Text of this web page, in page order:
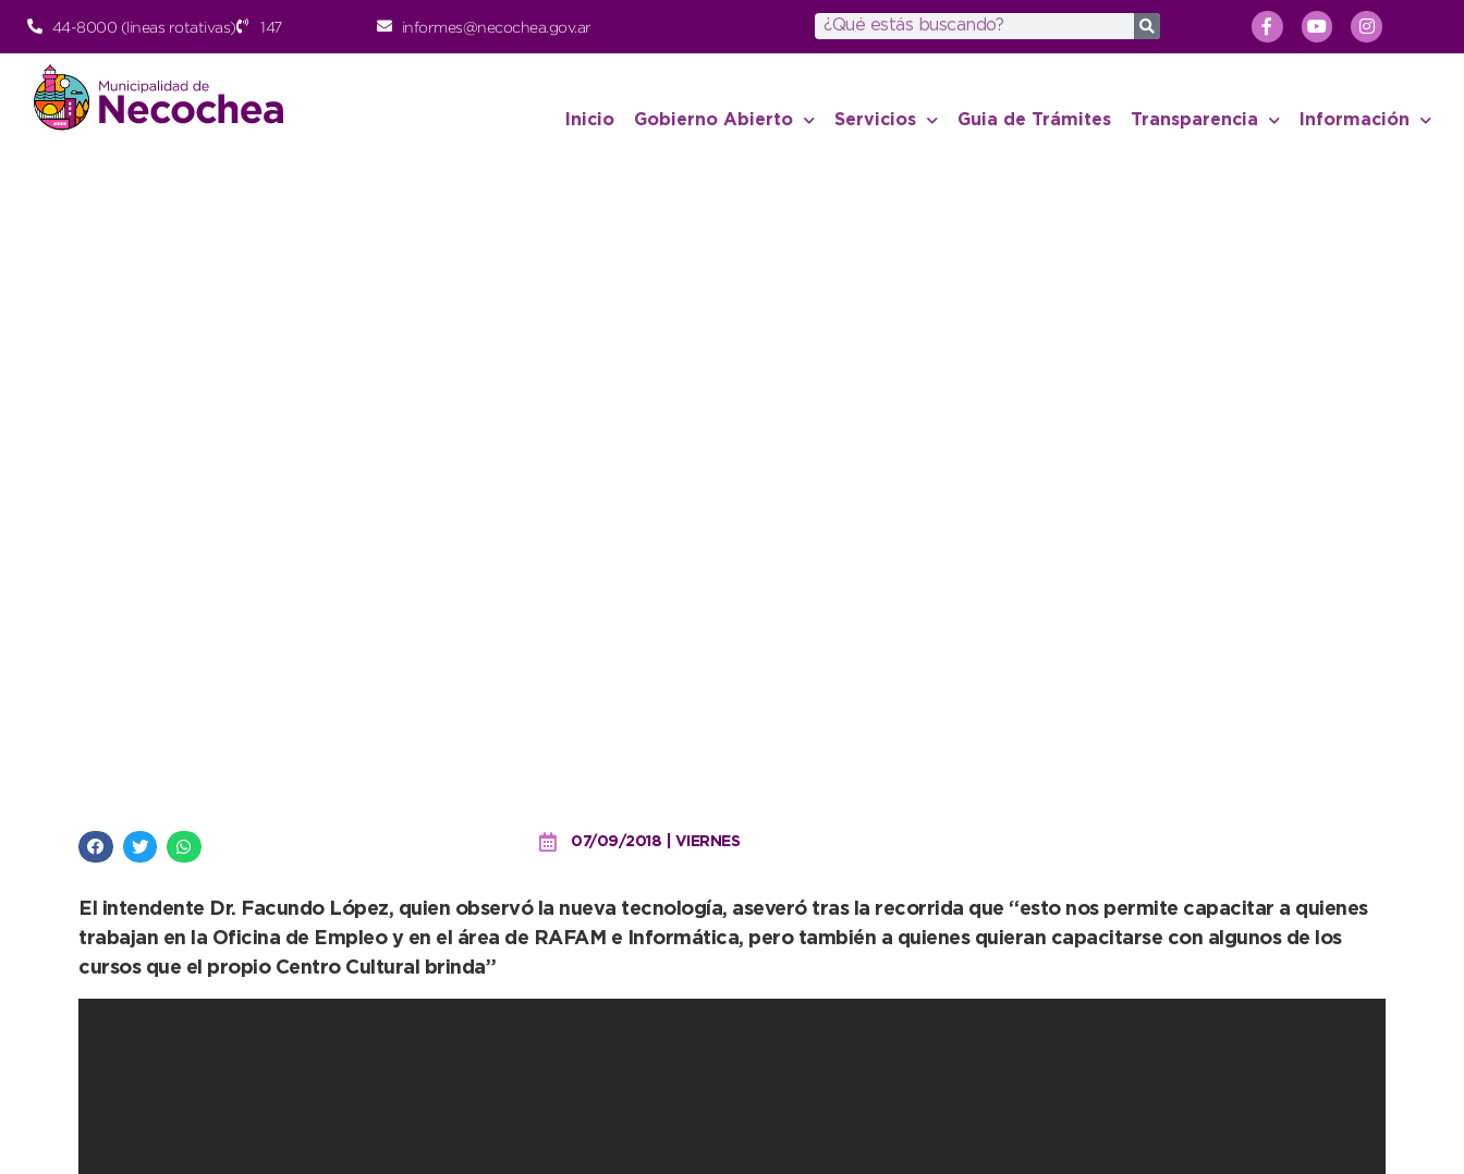
44-8000 (lineas rotativas) 147 informes@necochea.gov.ar
Inicio Gobierno Abierto Servicios Guia de Trámites Transparencia Información
07/09/2018 | VIERNES
El intendente Dr. Facundo López, quien observó la nueva tecnología, aseveró tras la recorrida que “esto nos permite capacitar a quienes
trabajan en la Oficina de Empleo y en el área de RAFAM e Informática, pero también a quienes quieran capacitarse con algunos de los
cursos que el propio Centro Cultural brinda”